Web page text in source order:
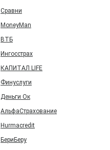
Сравни
MoneyMan
ВТБ
Ингосстрах
КАПИТАЛ LIFE
Финуслуги
Деньги Ок
АльфаСтрахование
Hurmacredit
БериБеру